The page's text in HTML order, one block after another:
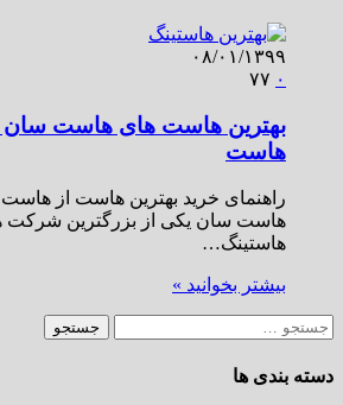
۰۸/۰۱/۱۳۹۹
۰
بهترین هاست های هاست سان
هاست
راهنمای خرید بهترین هاست از
هاست سان یکی از بزرگترین شرکت
هاستینگ…
بیشتر بخوانید »
جستجو
دسته بندی ها